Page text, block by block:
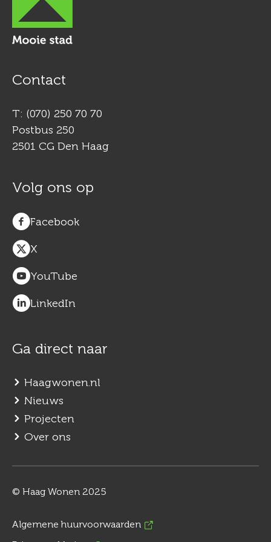
Contact
T: (070) 250 70 70
Postbus 250
2501 CG Den Haag
Volg ons op
Facebook
X
YouTube
LinkedIn
Ga direct naar
Haagwonen.nl
Nieuws
Projecten
Over ons
© Haag Wonen 2025
Algemene huurvoorwaarden